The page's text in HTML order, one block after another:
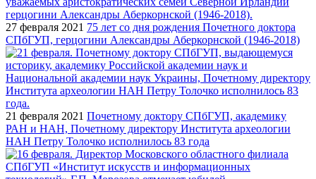
27 февраля 2021 75 лет со дня рождения Почетного доктора
СПбГУП, герцогини Александры Аберкорнской (1946-2018)
21 февраля 2021 Почетному доктору СПбГУП, академику
РАН и НАН, Почетному директору Института археологии
НАН Петру Толочко исполнилось 83 года